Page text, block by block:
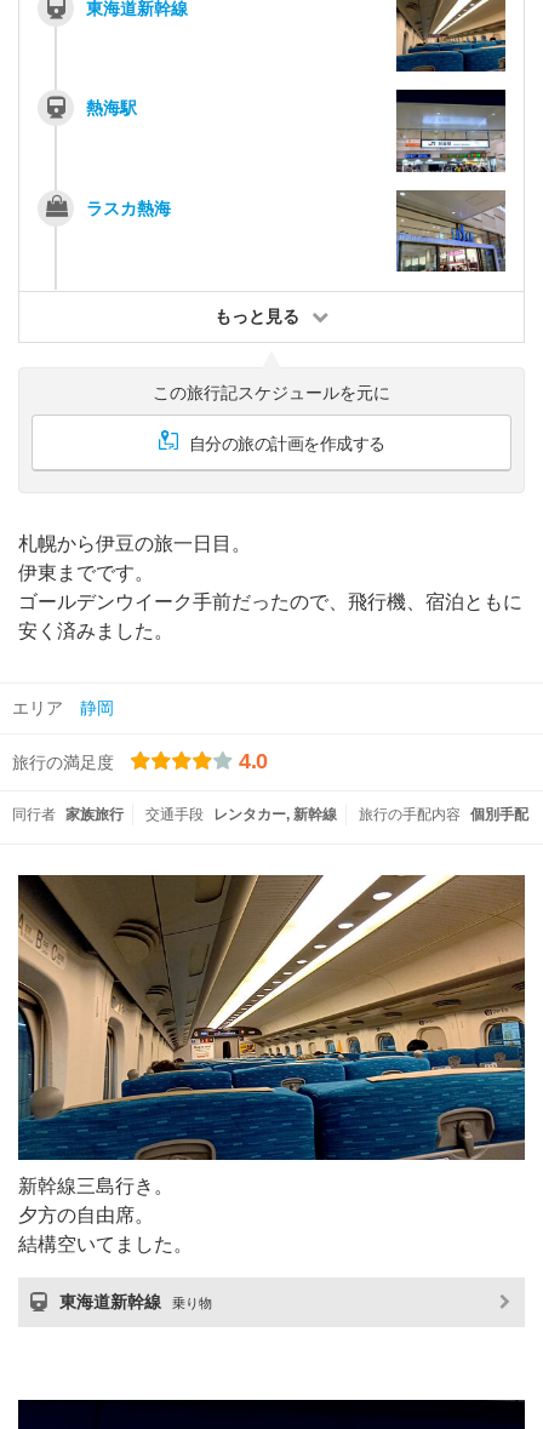
東海道新幹線
熱海駅
ラスカ熱海
もっと見る
この旅行記スケジュールを元に
自分の旅の計画を作成する
札幌から伊豆の旅一日目。
伊東までです。
ゴールデンウイーク手前だったので、飛行機、宿泊ともに
安く済みました。
エリア 静岡
旅行の満足度 4.0
同行者 家族旅行 交通手段 レンタカー 新幹線 旅行の手配内容 個別手配
新幹線三島行き。
夕方の自由席。
結構空いてました。
東海道新幹線 乗り物